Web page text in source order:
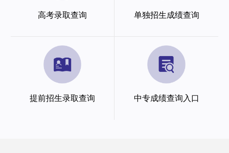
高考录取查询 单独招生成绩查询
提前招生录取查询 中专成绩查询入口